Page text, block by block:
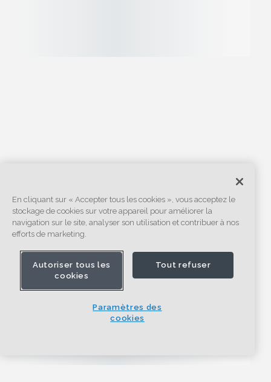
En cliquant sur « Accepter tous les cookies », vous acceptez le
stockage de cookies sur votre appareil pour améliorer la
navigation sur le site, analyser son utilisation et contribuer à nos
efforts de marketing.
Autoriser tous les
cookies
Tout refuser
Paramètres des
cookies